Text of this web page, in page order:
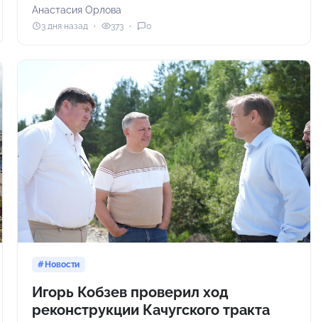
Анастасия Орлова
3 дня назад 373 0
Новости
Игорь Кобзев проверил ход
реконструкции Качугского тракта